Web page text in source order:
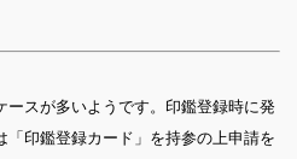
ースが多いようです。印鑑登録時に発
印鑑登録カード」を持参の上申請を